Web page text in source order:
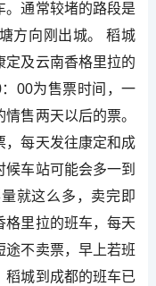
。通常较堵的路段是
方向刚出城。 稻城
定及云南香格里拉的
00为售票时间，一
售两天以后的票。
，每天发往康定和成
车站可能会多一到
就这么多，卖完即
格里拉的班车，每天
途不卖票，早上若班
稻城到成都的班车已